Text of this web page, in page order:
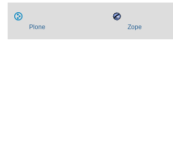
Plone Zope